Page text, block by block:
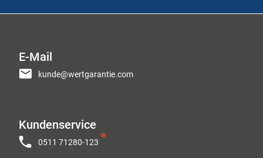
E-Mail
kunde@wertgarantie.com
Kundenservice
0511 71280-123